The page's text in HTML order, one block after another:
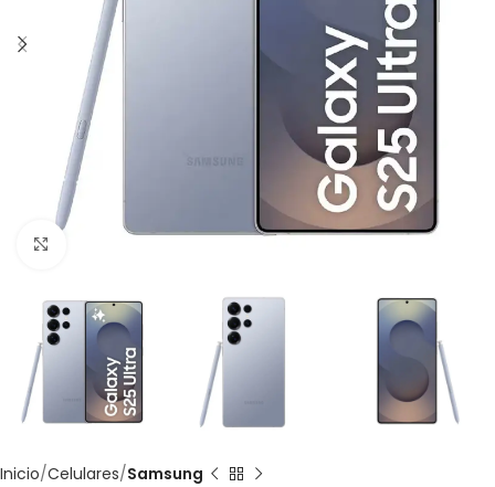
Inicio Celulares Samsung